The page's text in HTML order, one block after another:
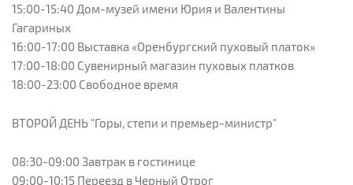
15:00-15:40 Дом-музей имени Юрия и Валентины
Гагариных
16:00-17:00 Выставка «Оренбургский пуховый платок»
17:00-18:00 Сувенирный магазин пуховых платков
18:00-23:00 Свободное время
ВТОРОЙ ДЕНЬ "Горы, степи и премьер-министр"
08:30-09:00 Завтрак в гостинице
09:00-10:15 Переезд в Черный Отрог